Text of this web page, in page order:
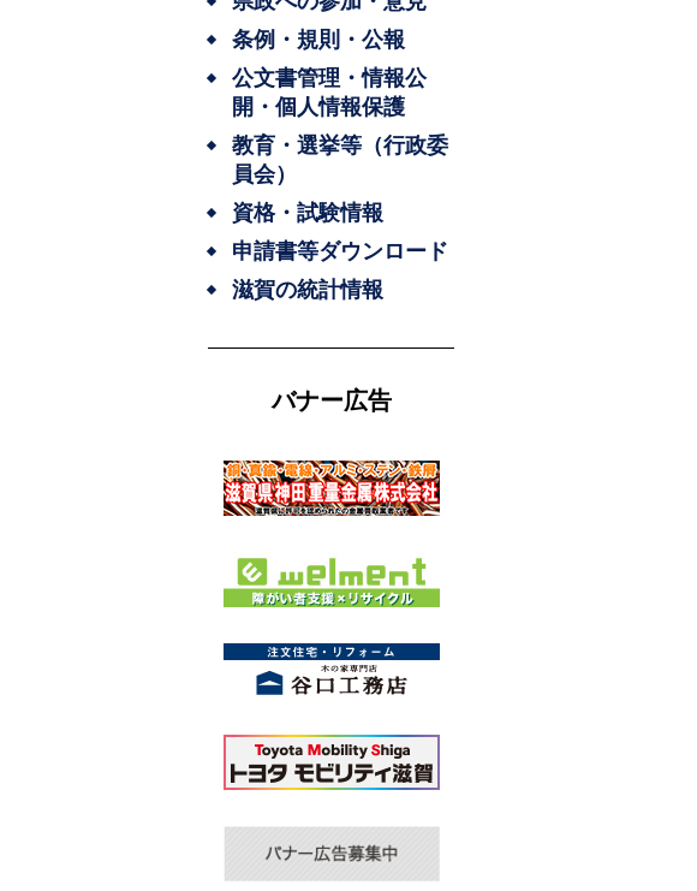
条例・規則・公報
公文書管理・情報公
開・個人情報保護
教育・選挙等（行政委
員会）
資格・試験情報
申請書等ダウンロード
滋賀の統計情報
バナー広告